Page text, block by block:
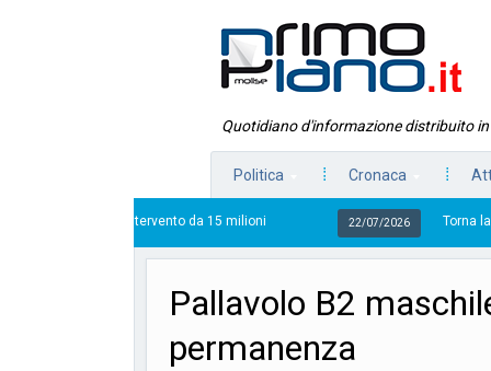
Quotidiano d'informazione distribuito
Politica Cronaca
da 15 milioni 22/07/2026 Torna la Pezzata, la sagra
Pallavolo B2
permanenza